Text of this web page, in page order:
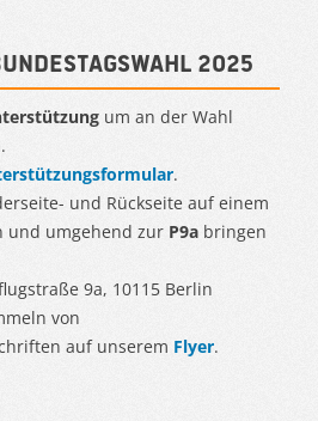
2025
um an der Wahl
.
und Rückseite auf einem
und umgehend zur P9a bringen
9a, 10115 Berlin
von
auf unserem Flyer.